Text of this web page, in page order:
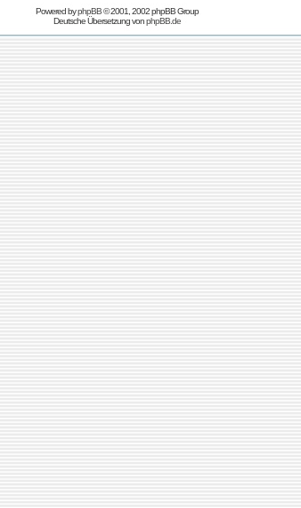
Powered byphpBB© 2001, 2002 phpBB Group
Deutsche Übersetzung vonphpBB.de